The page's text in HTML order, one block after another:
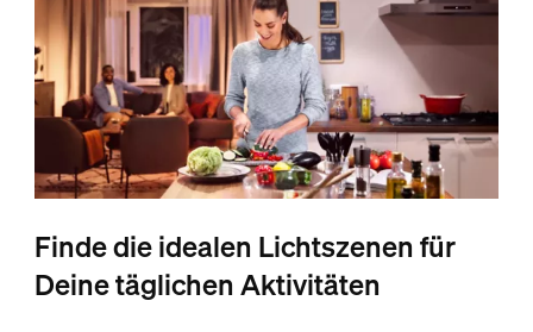
Finde die idealen Lichtszenen für
Deine täglichen Aktivitäten